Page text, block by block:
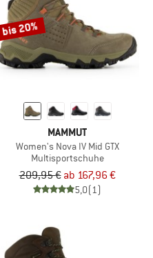
bis 20%
MAMMUT
Women's Nova IV Mid GTX
Multisportschuhe
209,95 € ab 167,96 €
5,0(1)